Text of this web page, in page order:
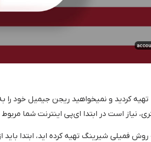
تهیه کردید و نمیخواهید ریجن جیمیل خود
نیاز است در ابتدا ای‌پی اینترنت شما
روش فمیلی شیرینگ تهیه کرده اید، ابتدا